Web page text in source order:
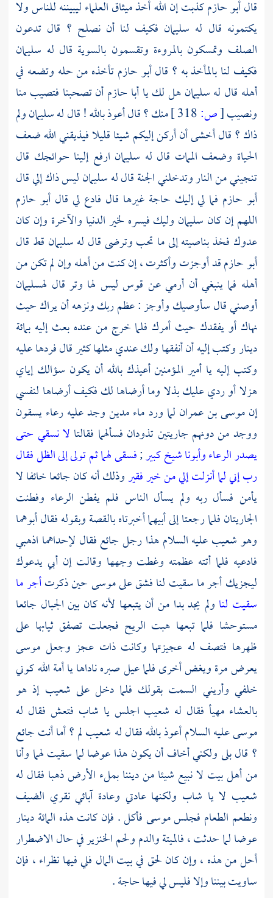
قالأبو حازمكذبت إن الله أخذ ميثاق العلماء ليبيننه للناس ولا
يكتمونه قال له سليمان فكيف لنا أن نصلح ؟ قال تدعون
الصلف وتمسكون بالمروءة وتقسمون بالسوية قال له سليمان
فكيف لنا بالمأخذ به ؟ قالأبو حازمتأخذه من حله وتضعه في
أهله قال لهسليمانهل لك ياأبا حازمأن تصحبنا فتصيب منا
ونصيب[ص: منك ؟ قال أعوذ بالله ! قال لهسليمانولم
ذاك ؟ قال أخشى أن أركن إليكم شيئا قليلا فيذيقني الله ضعف
الحياة وضعف الممات قال له سليمان ارفع إلينا حوائجك قال
تنجيني من النار وتدخلني الجنة قال لهسليمانليس ذاك إلي قال
أبو حازم فما لي إليك حاجة غيرها قال فادع لي قال أبو حازم
اللهم إن كان سليمان وليك فيسره لخير الدنيا والآخرة وإن كان
عدوك فخذ بناصيته إلى ما تحب وترضى قال لهسليمان قط قال
أبو حازمقد أوجزت وأكثرت ، إن كنت من أهله وإن لم تكن من
أهله فما ينبغي أن أرمي عن قوس ليس لها وتر قال لهسليمان
أوصني قال سأوصيك وأوجز : عظم ربك ونزهه أن يراك حيث
نهاك أو يفقدك حيث أمرك فلما خرج من عنده بعث إليه بمائة
دينار وكتب إليه أن أنفقها ولك عندي مثلها كثير قال فردها عليه
وكتب إليه يا أمير المؤمنين أعيذك بالله أن يكون سؤالك إياي
هزلا أو ردي عليك بذلا وما أرضاها لك فكيف أرضاها لنفسي
إنموسى بن عمران لما ورد ماءمدينوجد عليه رعاء يسقون
ووجد من دونهم جاريتين تذودان فسألهما فقالتا لا نسقي حتى
يصدر الرعاء وأبونا شيخ كبير;فسقى لهما ثم تولى إلى الظل فقال
رب إني لما أنزلت إلي من خير فقيروذلك أنه كان جائعا خائفا لا
يأمن فسأل ربه ولم يسأل الناس فلم يفطن الرعاء وفطنت
الجاريتان فلما رجعتا إلى أبيهما أخبرتاه بالقصة وبقوله فقال أبوهما
وهوشعيبعليه السلام هذا رجل جائع فقال لإحداهما اذهبي
فادعيه فلما أتته عظمته وغطت وجهها وقالت إن أبي يدعوك
ليجزيك أجر ما سقيت لنا فشق علىموسىحين ذكرتأجر ما
سقيت لنا ولم يجد بدا من أن يتبعها لأنه كان بين الجبال جائعا
مستوحشا فلما تبعها هبت الريح فجعلت تصفق ثيابها على
ظهرها فتصف له عجيزتها وكانت ذات عجز وجعل موسى
يعرض مرة ويغض أخرى فلما عيل صبره ناداها يا أمة الله كوني
خلفي وأريني السمت بقولك فلما دخل على شعيبإذ هو
بالعشاء مهيأ فقال له شعيب اجلس يا شاب فتعش فقال له
موسىعليه السلام أعوذ بالله فقال له شعيبلم ؟ أما أنت جائع
؟ قال بلى ولكني أخاف أن يكون هذا عوضا لما سقيت لهما وأنا
من أهل بيت لا نبيع شيئا من ديننا بملء الأرض ذهبا فقال له
شعيب لا يا شاب ولكنها عادتي وعادة آبائي نقري الضيف
ونطعم الطعام فجلسموسىفأكل . فإن كانت هذه المائة دينار
عوضا لما حدثت ، فالميتة والدم ولحم الخنزير في حال الاضطرار
أحل من هذه ، وإن كان لحق في بيت المال فلي فيها نظراء ، فإن
ساويت بيننا وإلا فليس لي فيها حاجة .